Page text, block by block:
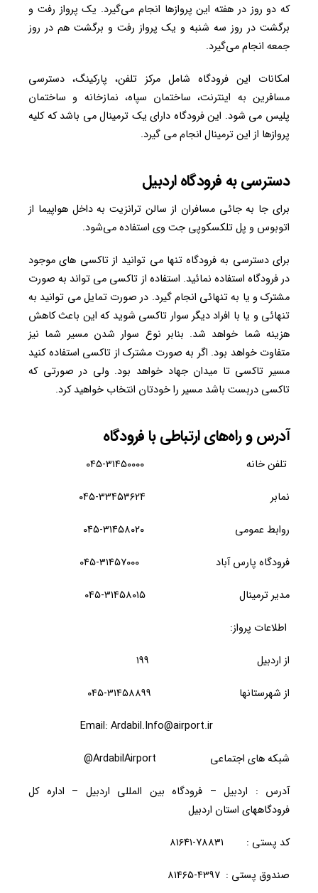
که دو روز در هفته این پروازها انجام می‌گیرد. یک پرواز رفت و
برگشت در روز سه شنبه و یک پرواز رفت و برگشت هم در روز
جمعه انجام می‌گیرد.
امکانات این فرودگاه شامل مرکز تلفن، پارکینگ، دسترسی
مسافرین به اینترنت، ساختمان سپاه، نمازخانه و ساختمان
پلیس می شود. این فرودگاه دارای یک ترمینال می باشد که کلیه
پروازها از این ترمینال انجام می گیرد.
دسترسی به فرودگاه اردبیل
برای جا به جائی مسافران از سالن ترانزیت به داخل هواپیما از
اتوبوس و پل تلکسکوپی جت وی استفاده می‌شود.
برای دسترسی به فرودگاه تنها می توانید از تاکسی های موجود
در فرودگاه استفاده نمائید. استفاده از تاکسی می تواند به صورت
مشترک و یا به تنهائی انجام گیرد. در صورت تمایل می توانید به
تنهائی و یا با افراد دیگر سوار تاکسی شوید که این باعث کاهش
هزینه شما خواهد شد. بنابر نوع سوار شدن مسیر شما نیز
متفاوت خواهد بود. اگر به صورت مشترک از تاکسی استفاده کنید
مسیر تاکسی تا میدان جهاد خواهد بود. ولی در صورتی که
تاکسی دربست باشد مسیر را خودتان انتخاب خواهید کرد.
آدرس و راه‌های ارتباطی با فرودگاه
تلفن خانه ۳۱۴۵۰۰۰۰-۰۴۵
نمابر ۳۳۴۵۳۶۲۴-۰۴۵
روابط عمومی ۳۱۴۵۸۰۲۰-۰۴۵
فرودگاه پارس آباد ۳۱۴۵۷۰۰۰-۰۴۵
مدیر ترمینال ۳۱۴۵۸۰۱۵-۰۴۵
اطلاعات پرواز:
از اردبیل ۱۹۹
از شهرستانها ۳۱۴۵۸۸۹۹-۰۴۵
شبکه های اجتماعی ArdabilAirport@
آدرس : اردبیل – فرودگاه بین المللی اردبیل – اداره کل
فرودگاههای استان اردبیل
کد پستی : ۷۸۸۳۱-۸۱۶۴۱
صندوق پستی : ۴۳۹۷-۸۱۴۶۵